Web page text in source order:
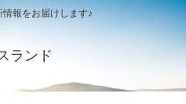
報をお届けします♪
ランド